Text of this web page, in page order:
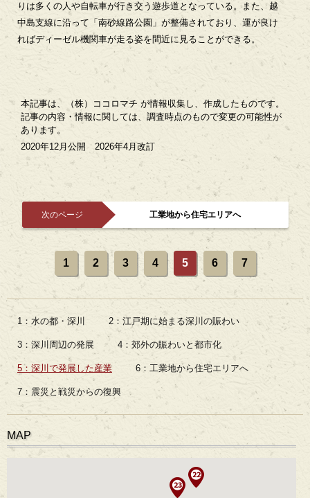
りは多くの人や自転車が行き交う遊歩道となっている。また、越
中島支線に沿って「南砂線路公園」が整備されており、運が良け
ればディーゼル機関車が走る姿を間近に見ることができる。
本記事は、（株）ココロマチ が情報収集し、作成したものです。
記事の内容・情報に関しては、調査時点のもので変更の可能性が
あります。
2020年12月公開 2026年4月改訂
次のページ 工業地から住宅エリアへ
1 2 3 4 5 6 7
1：水の都・深川 2：江戸期に始まる深川の賑わい
3：深川周辺の発展 4：郊外の賑わいと都市化
5：深川で発展した産業 6：工業地から住宅エリアへ
7：震災と戦災からの復興
MAP